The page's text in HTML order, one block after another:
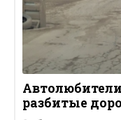
разбитые